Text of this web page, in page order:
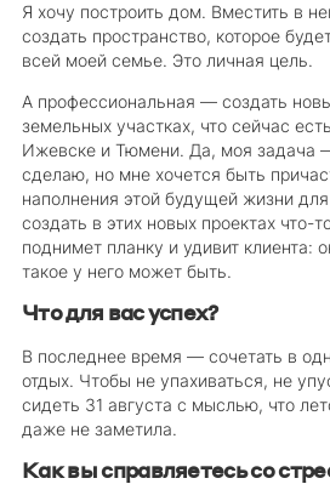
Я хочу построить дом. Вместить в
создать пространство, которое
всей моей семье. Это личная цель.
А профессиональная — создать
земельных участках, что сейчас
Ижевске и Тюмени. Да, моя задача
сделаю, но мне хочется быть
наполнения этой будущей жизни
создать в этих новых проектах что-
поднимет планку и удивит клиента:
такое у него может быть.
Что для вас успех?
В последнее время — сочетать в
отдых. Чтобы не упахиваться, не
сидеть 31 августа с мыслью, что
даже не заметила.
Как вы справляетесь со